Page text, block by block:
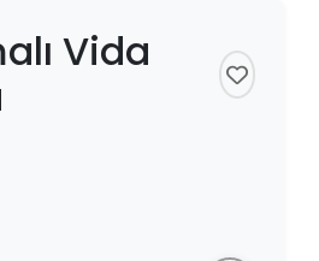
Vida